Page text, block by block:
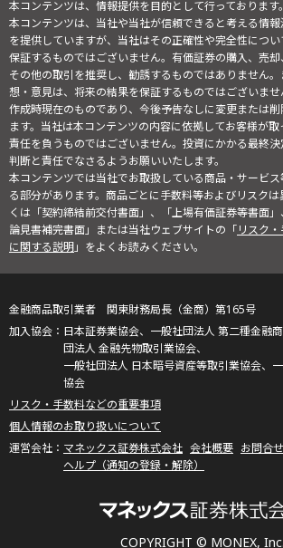
本コンテンツは、情報提供を目的として行っております。
本コンテンツは、当社や当社が信頼できると考える情
を提供していますが、当社はその正確性や完全性につ
保証するものではございません。有価証券の購入、売却
その他の取引を推奨し、勧誘するものではありません
想・意見は、将来の結果を保証するものではございま
作成時現在のものであり、今後予告なしに変更または
ます。当社は本コンテンツの内容に依拠してお客様が
責任を負うものではございません。投資にかかる最終
判断と責任でなさるようお願いいたします。
本コンテンツでは当社でお取扱している商品・サービ
る部分があります。商品ごとに手数料等およびリスク
くは「契約締結前交付書面」、「上場有価証券等書面
論見書補完書面」または当社ウェブサイトの「リスク
に関する説明」をよくお読みください。
COPYRIGHT © MONEX, Inc.
金融商品取引業者 関東財務局長（金商）第165号
日本証券業協会、一般社団法人 第二種金融
団法人 金融先物取引業協会、
一般社団法人 日本暗号資産等取引業協会、
協会
リスク・手数料などの重要事項
個人情報のお取り扱いについて
マネックス証券株式会社 会社概要 お問合せ
ヘルプ（通知の登録・解除）